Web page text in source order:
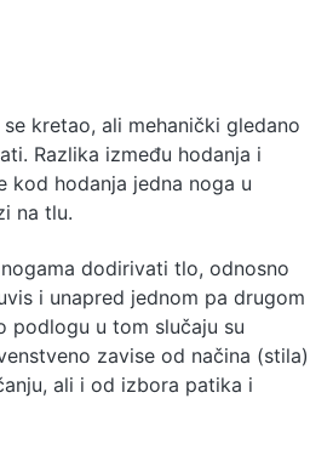
kretao, ali mehanički gledano
Razlika između hodanja i
kod hodanja jedna noga u
na tlu.
dodirivati tlo, odnosno
i unapred jednom pa drugom
podlogu u tom slučaju su
zavise od načina (stila)
ali i od izbora patika i